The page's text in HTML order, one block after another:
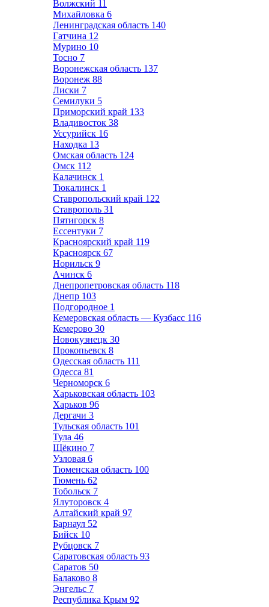
Волжский 11
Михайловка 6
Ленинградская область 140
Гатчина 12
Мурино 10
Тосно 7
Воронежская область 137
Воронеж 88
Лиски 7
Семилуки 5
Приморский край 133
Владивосток 38
Уссурийск 16
Находка 13
Омская область 124
Омск 112
Калачинск 1
Тюкалинск 1
Ставропольский край 122
Ставрополь 31
Пятигорск 8
Ессентуки 7
Красноярский край 119
Красноярск 67
Норильск 9
Ачинск 6
Днепропетровская область 118
Днепр 103
Подгородное 1
Кемеровская область — Кузбасс 116
Кемерово 30
Новокузнецк 30
Прокопьевск 8
Одесская область 111
Одесса 81
Черноморск 6
Харьковская область 103
Харьков 96
Дергачи 3
Тульская область 101
Тула 46
Щёкино 7
Узловая 6
Тюменская область 100
Тюмень 62
Тобольск 7
Ялуторовск 4
Алтайский край 97
Барнаул 52
Бийск 10
Рубцовск 7
Саратовская область 93
Саратов 50
Балаково 8
Энгельс 7
Республика Крым 92